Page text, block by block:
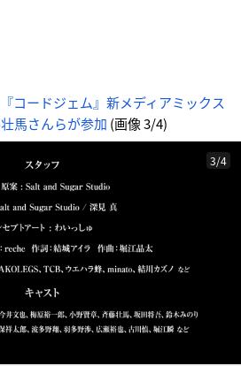
コードジェム』新メディアミックス
馬さんらが参加 (画像 3/4)
3/4